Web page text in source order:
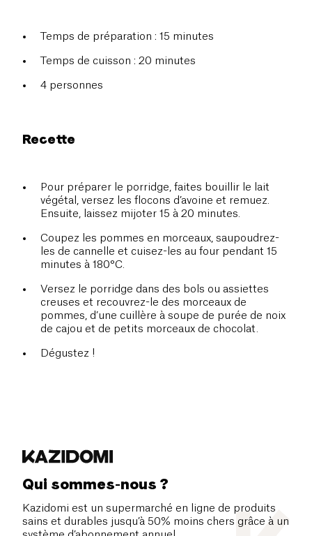
Temps de préparation : 15 minutes
Temps de cuisson : 20 minutes
4 personnes
Recette
Pour préparer le porridge, faites bouillir le lait
végétal, versez les flocons d’avoine et remuez.
Ensuite, laissez mijoter 15 à 20 minutes.
Coupez les pommes en morceaux, saupoudrez-
les de cannelle et cuisez-les au four pendant 15
minutes à 180°C.
Versez le porridge dans des bols ou assiettes
creuses et recouvrez-le des morceaux de
pommes, d’une cuillère à soupe de purée de noix
de cajou et de petits morceaux de chocolat.
Dégustez !
Qui sommes-nous ?
Kazidomi est un supermarché en ligne de produits
sains et durables jusqu’à 50% moins chers grâce à un